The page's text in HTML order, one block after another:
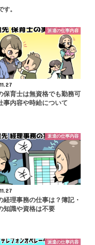
す。
派遣の仕事内容
保育士は無資格でも勤務可
事内容や時給について
派遣の仕事内容
経理事務の仕事は？簿記・
知識や資格は不要
派遣の仕事内容